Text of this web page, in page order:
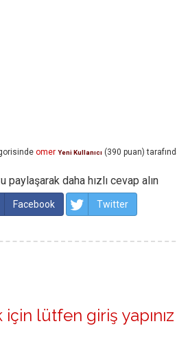
omer Yeni Kullanıcı (390 puan)
paylaşarak daha hızlı cevap alın
Facebook Twitter
için lütfen giriş yapınız